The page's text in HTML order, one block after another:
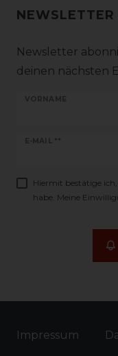
Newsletter
deinen nächsten
VORNAME
E-MAIL **
Newsletter
Hiermit bestätige ich,
habe. Meine
Impressum